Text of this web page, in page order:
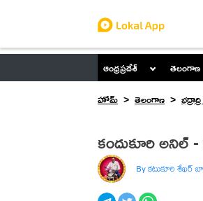
ఆంధ్రప్రదేశ్ తెలంగాణ
హోమ్
తెలంగాణ
కందుకూరి అనిల్
By కటుకూరి శేఖర్